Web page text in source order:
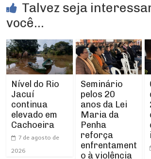
Talvez seja
você...
Nível do Rio
Jacuí
continua
elevado em
Cachoeira
7 de agosto de
2026
Seminário
pelos 20
anos da Lei
Maria da
Penha
reforça
enfrentament
o à violência